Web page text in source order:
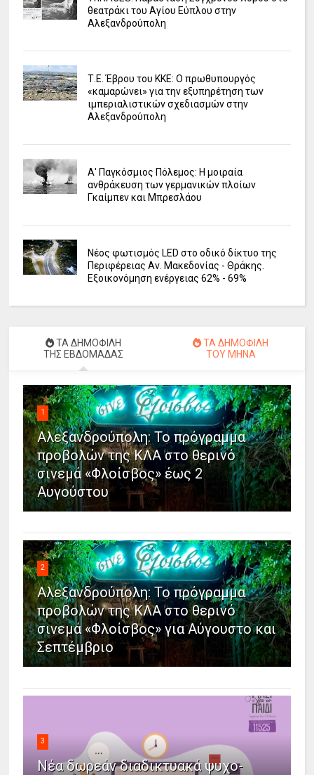
θεατράκι του Αγίου Εύπλου στην
Αλεξανδρούπολη
Τ.Ε. Έβρου του ΚΚΕ: Ο πρωθυπουργός
«καμαρώνει» για την εξυπηρέτηση των
ιμπεριαλιστικών σχεδιασμών στην
Αλεξανδρούπολη
Α' Παγκόσμιος Πόλεμος: Η μοιραία
ανθράκευση των γερμανικών πλοίων
Γκαίμπεν και Μπρεσλάου
Νέος φωτισμός LED στο οδικό δίκτυο της
Περιφέρειας Αν. Μακεδονίας - Θράκης.
Εξοικονόμηση ενέργειας 62% - 69%
ΤΑ ΔΗΜΟΦΙΛΗ
ΤΗΣ ΕΒΔΟΜΑΔΑΣ
ΤΑ ΔΗΜΟΦΙΛΗ
ΤΟΥ ΜΗΝΑ
1
Αλεξανδρούπολη: Το πρόγραμμα
προβολών της ΚΛΑ στο θερινό
σινεμά «Φλοίσβος» έως 2
Αυγούστου
2
Αλεξανδρούπολη: Το πρόγραμμα
προβολών της ΚΛΑ στο θερινό
σινεμά «Φλοίσβος» για Αύγουστο και
Σεπτέμβριο
3
Νέα δωρεάν διαδικτυακά ψυχο-